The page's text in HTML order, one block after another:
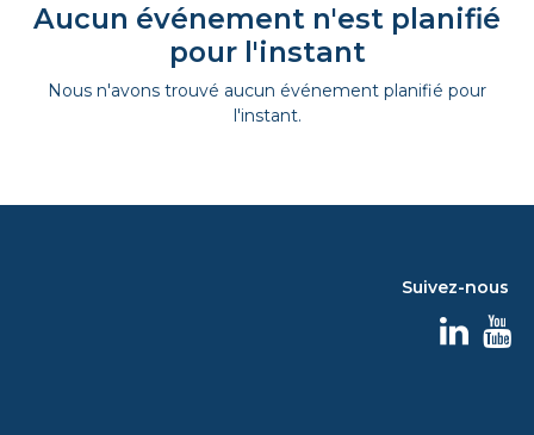
Aucun événement n'est planifié
pour l'instant
Nous n'avons trouvé aucun événement planifié pour
l'instant.
Suivez-nous